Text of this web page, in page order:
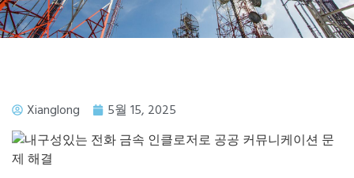
Xianglong 5월 15, 2025